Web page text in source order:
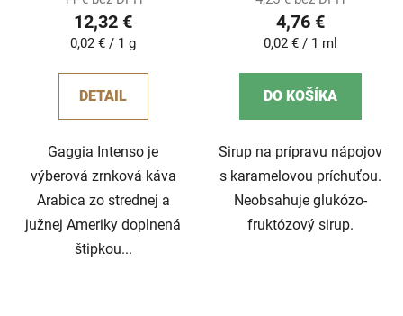
12,32 €
Jednotková
0,02 € / 1 g
DETAIL
Gaggia Intenso je
výberová zrnková káva
Arabica zo strednej a
južnej Ameriky doplnená
štipkou...
4,76 €
Jednotková
0,02 € / 1 ml
DO KOŠÍKA
Sirup na prípravu nápojov
s karamelovou príchuťou.
Neobsahuje glukózo-
fruktózový sirup.